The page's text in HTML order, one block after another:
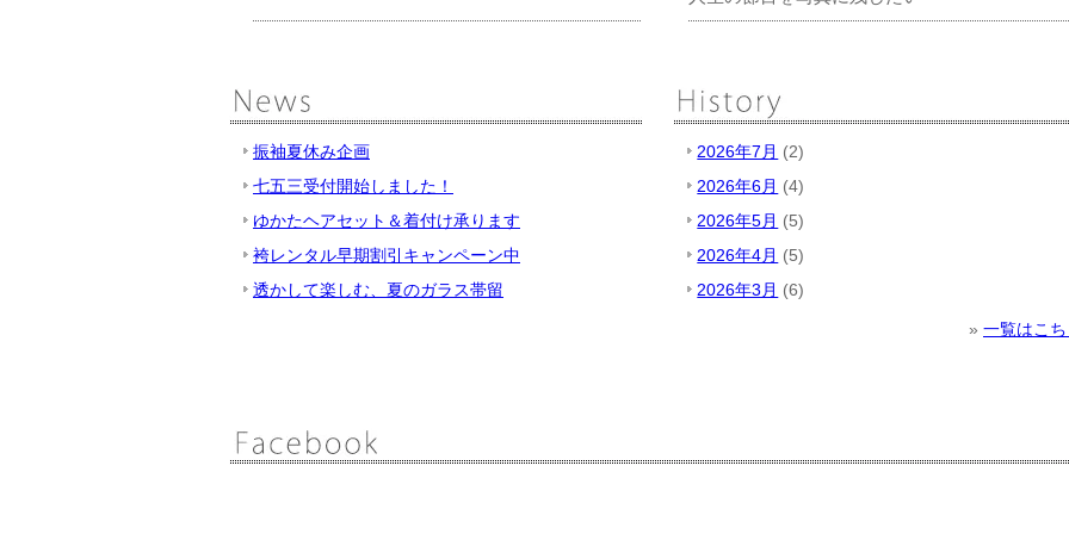
振袖夏休み企画
七五三受付開始しました！
ゆかたヘアセット＆着付け承ります
袴レンタル早期割引キャンペーン中
透かして楽しむ、夏のガラス帯留
2026年7月 (2)
2026年6月 (4)
2026年5月 (5)
2026年4月 (5)
2026年3月 (6)
» 一覧はこ